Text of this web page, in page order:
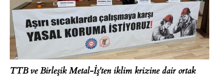
TTB ve Birleşik Metal-İş'ten iklim krizine dair ortak